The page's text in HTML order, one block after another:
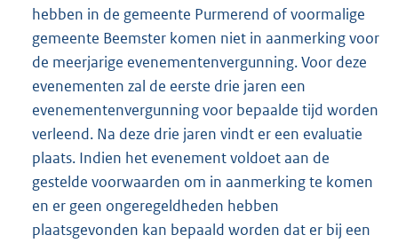
hebben in de gemeente Purmerend of voormalige
gemeente Beemster komen niet in aanmerking voor
de meerjarige evenementenvergunning. Voor deze
evenementen zal de eerste drie jaren een
evenementenvergunning voor bepaalde tijd worden
verleend. Na deze drie jaren vindt er een evaluatie
plaats. Indien het evenement voldoet aan de
gestelde voorwaarden om in aanmerking te komen
en er geen ongeregeldheden hebben
plaatsgevonden kan bepaald worden dat er bij een